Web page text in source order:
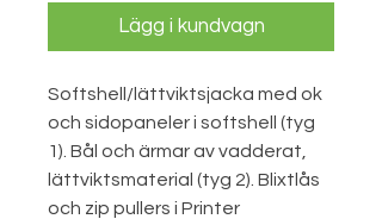
Lägg i kundvagn
Softshell/lättviktsjacka med ok
och sidopaneler i softshell (tyg
1). Bål och ärmar av vadderat,
lättviktsmaterial (tyg 2). Blixtlås
och zip pullers i Printer